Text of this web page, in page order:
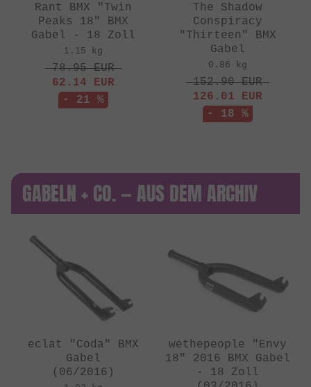
Rant BMX "Twin
Peaks 18" BMX
Gabel - 18 Zoll
1.15 kg
78.95EUR
62.14 EUR
- 21 %
The Shadow
Conspiracy
"Thirteen" BMX
Gabel
0.86 kg
152.90EUR
126.01 EUR
- 18 %
GABELN + CO. — AUS DEM ARCHIV
eclat "Coda" BMX
Gabel
(06/2016)
wethepeople "Envy
18" 2016 BMX Gabel
- 18 Zoll